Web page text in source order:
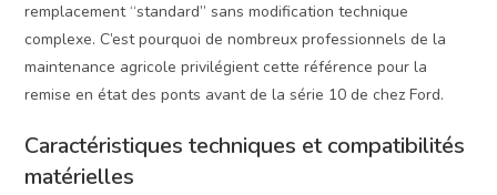
remplacement “standard” sans modification technique
complexe. C’est pourquoi de nombreux professionnels de la
maintenance agricole privilégient cette référence pour la
remise en état des ponts avant de la série 10 de chez Ford.
Caractéristiques techniques et compatibilités
matérielles